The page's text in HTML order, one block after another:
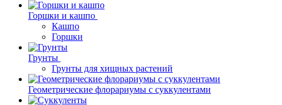
Горшки и кашпо
Кашпо
Горшки
Грунты
Грунты для хищных растений
Геометрические флорариумы с суккулентами